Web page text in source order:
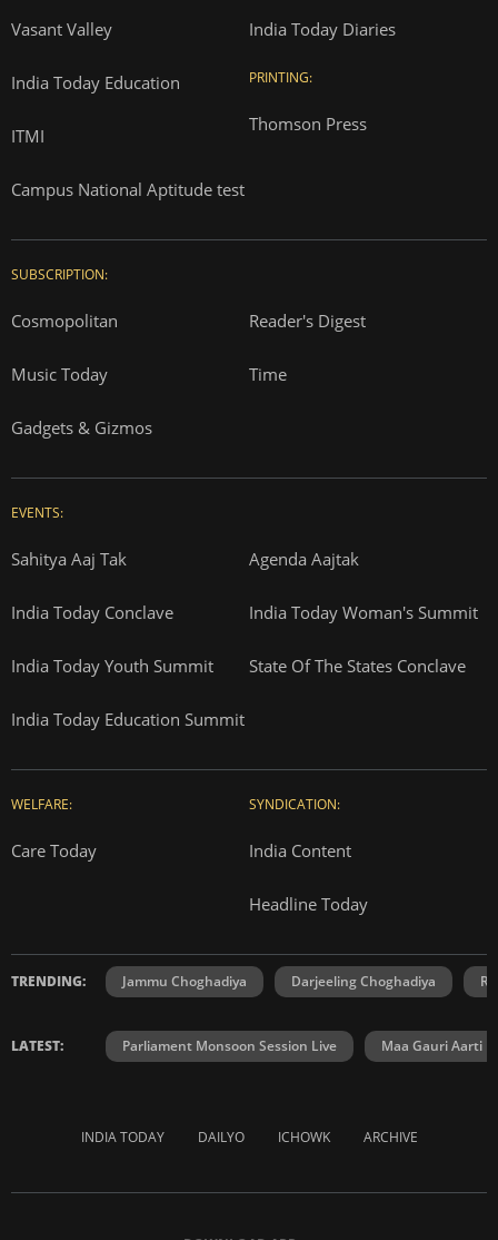
Vasant Valley
India Today Education
ITMI
Campus National Aptitude test
India Today Diaries
PRINTING:
Thomson Press
SUBSCRIPTION:
Cosmopolitan Reader's Digest
Music Today Time
Gadgets & Gizmos
EVENTS:
Sahitya Aaj Tak Agenda Aajtak
India Today Conclave India Today Woman's Summit
India Today Youth Summit State Of The States Conclave
India Today Education Summit
WELFARE:
Care Today
SYNDICATION:
India Content
Headline Today
TRENDING: Jammu Choghadiya Darjeeling Choghadiya
LATEST: Parliament Monsoon Session Live Maa Gauri Aarti
INDIA TODAY DAILYO ICHOWK ARCHIVE